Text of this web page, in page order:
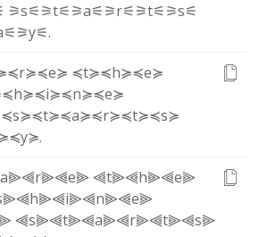
⚞s⚟⚞t⚟⚞a⚟⚞r⚟⚞t⚟⚞s⚟
⚞y⚟.
≼r≽≼e≽ ≼t≽≼h≽≼e≽
≼h≽≼i≽≼n≽≼e≽
≼s≽≼t≽≼a≽≼r≽≼t≽≼s≽
≼y≽.
⫷r⫸⫷e⫸ ⫷t⫸⫷h⫸⫷e⫸
⫷h⫸⫷i⫸⫷n⫸⫷e⫸
⫷s⫸⫷t⫸⫷a⫸⫷r⫸⫷t⫸⫷s⫸